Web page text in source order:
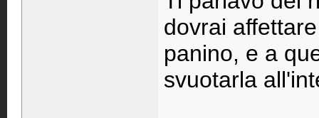
dovrai
panino, e a
svuotarla